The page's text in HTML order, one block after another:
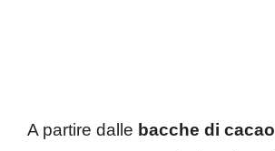
A partire dalle bacche di cacao